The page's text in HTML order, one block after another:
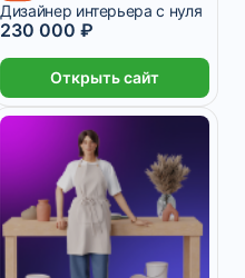
Дизайнер интерьера с нуля
230 000 ₽
Открыть сайт